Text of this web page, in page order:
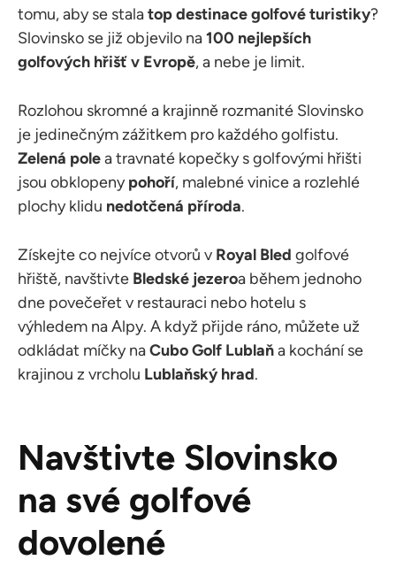
tomu, aby se stalatop destinace golfové turistiky?
Slovinsko se již objevilo na100 nejlepších
golfových hřišť v Evropě, a nebe je limit.
Rozlohou skromné a krajinně rozmanité Slovinsko
je jedinečným zážitkem pro každého golfistu.
Zelená polea travnaté kopečky s golfovými hřišti
jsou obklopenypohoří, malebné vinice a rozlehlé
plochy klidu nedotčená příroda.
Získejte co nejvíce otvorů v Royal Bled golfové
hřiště, navštivte Bledské jezeroa během jednoho
dne povečeřet v restauraci nebo hotelu s
výhledem na Alpy. A když přijde ráno, můžete už
odkládat míčky naCubo Golf Lublaňa kochání se
krajinou z vrcholu Lublaňský hrad.
Navštivte Slovinsko
na své golfové
dovolené